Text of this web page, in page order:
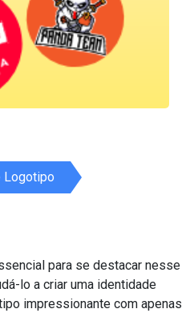
Logotipo
para se destacar nesse
lo a criar uma identidade
impressionante com apenas